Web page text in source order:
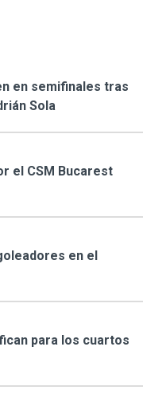
en semifinales tras
Sola
el CSM Bucarest
en el
para los cuartos